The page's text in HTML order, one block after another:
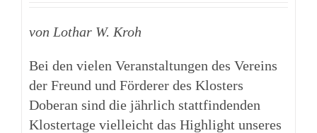
von Lothar W. Kroh
Bei den vielen Veranstaltungen des Vereins
der Freund und Förderer des Klosters
Doberan sind die jährlich stattfindenden
Klostertage vielleicht das Highlight unseres